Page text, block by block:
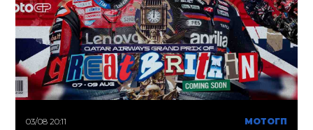
03/08 20:11 МОТОГП